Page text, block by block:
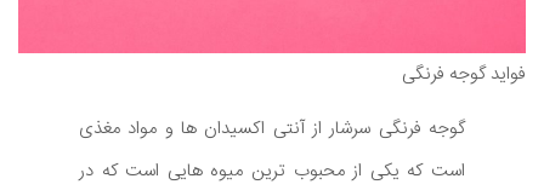
فواید گوجه فرنگی
گوجه فرنگی سرشار از آنتی اکسیدان ها و مواد مغذی
است که یکی از محبوب ترین میوه هایی است که در